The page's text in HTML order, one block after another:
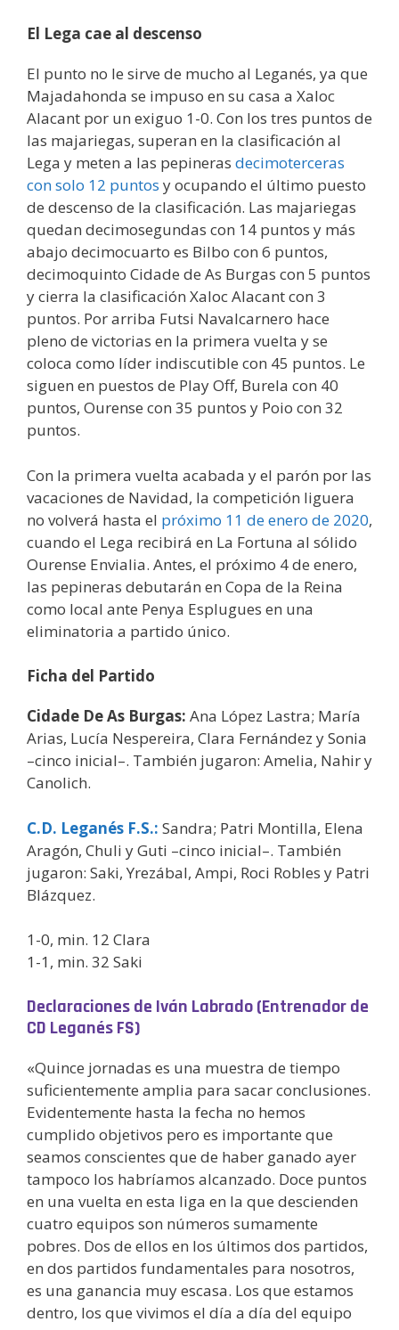
El Lega cae al descenso
El punto no le sirve de mucho al Leganés, ya que
Majadahonda se impuso en su casa a Xaloc
Alacant por un exiguo 1-0. Con los tres puntos de
las majariegas, superan en la clasificación al
Lega y meten a las pepineras decimoterceras
con solo 12 puntos y ocupando el último puesto
de descenso de la clasificación. Las majariegas
quedan decimosegundas con 14 puntos y más
abajo decimocuarto es Bilbo con 6 puntos,
decimoquinto Cidade de As Burgas con 5 puntos
y cierra la clasificación Xaloc Alacant con 3
puntos. Por arriba Futsi Navalcarnero hace
pleno de victorias en la primera vuelta y se
coloca como líder indiscutible con 45 puntos. Le
siguen en puestos de Play Off, Burela con 40
puntos, Ourense con 35 puntos y Poio con 32
puntos.
Con la primera vuelta acabada y el parón por las
vacaciones de Navidad, la competición liguera
no volverá hasta el próximo 11 de enero de 2020,
cuando el Lega recibirá en La Fortuna al sólido
Ourense Envialia. Antes, el próximo 4 de enero,
las pepineras debutarán en Copa de la Reina
como local ante Penya Esplugues en una
eliminatoria a partido único.
Ficha del Partido
Cidade De As Burgas: Ana López Lastra; María
Arias, Lucía Nespereira, Clara Fernández y Sonia
–cinco inicial–. También jugaron: Amelia, Nahir y
Canolich.
C.D. Leganés F.S.: Sandra; Patri Montilla, Elena
Aragón, Chuli y Guti –cinco inicial–. También
jugaron: Saki, Yrezábal, Ampi, Roci Robles y Patri
Blázquez.
1-0, min. 12 Clara
1-1, min. 32 Saki
Declaraciones de Iván Labrado (Entrenador de
CD Leganés FS)
«Quince jornadas es una muestra de tiempo
suficientemente amplia para sacar conclusiones.
Evidentemente hasta la fecha no hemos
cumplido objetivos pero es importante que
seamos conscientes que de haber ganado ayer
tampoco los habríamos alcanzado. Doce puntos
en una vuelta en esta liga en la que descienden
cuatro equipos son números sumamente
pobres. Dos de ellos en los últimos dos partidos,
en dos partidos fundamentales para nosotros,
es una ganancia muy escasa. Los que estamos
dentro, los que vivimos el día a día del equipo